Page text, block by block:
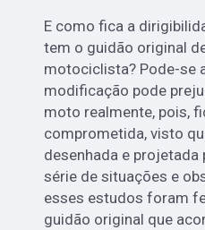
E como fica a
tem o guidão original
motociclista? Pode-se
modificação pode
moto realmente, pois,
comprometida, visto
desenhada e projetada
série de situações e
esses estudos foram
guidão original que